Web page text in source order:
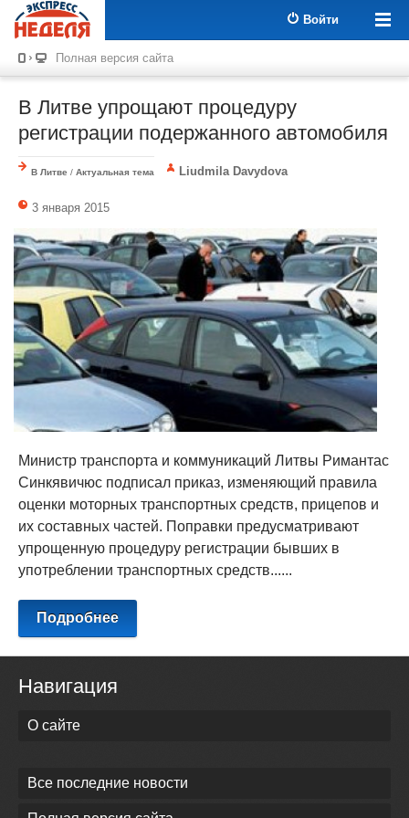
Войти
Полная версия сайта
В Литве упрощают процедуру
регистрации подержанного автомобиля
В Литве / Актуальная тема Liudmila Davydova
3 января 2015
Министр транспорта и коммуникаций Литвы Римантас
Синкявичюс подписал приказ, изменяющий правила
оценки моторных транспортных средств, прицепов и
их составных частей. Поправки предусматривают
упрощенную процедуру регистрации бывших в
употреблении транспортных средств......
Подробнее
Навигация
О сайте
Все последние новости